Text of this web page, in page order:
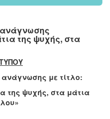
ανάγνωσης
της ψυχής, στα
ανάγνωσης με τίτλο:
της ψυχής, στα μάτια